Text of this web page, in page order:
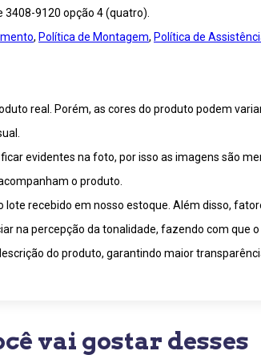
9120 opção 4 (quatro).
, Política de Montagem, Política de
real. Porém, as cores do produto podem
evidentes na foto, por isso as imagens são
o produto.
recebido em nosso estoque. Além disso,
na percepção da tonalidade, fazendo com que
do produto, garantindo maior
vai gostar desses